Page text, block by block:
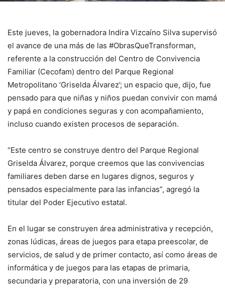
Este jueves, la gobernadora Indira Vizcaíno Silva supervisó
el avance de una más de las #ObrasQueTransforman,
referente a la construcción del Centro de Convivencia
Familiar (Cecofam) dentro del Parque Regional
Metropolitano ‘Griselda Álvarez’; un espacio que, dijo, fue
pensado para que niñas y niños puedan convivir con mamá
y papá en condiciones seguras y con acompañamiento,
incluso cuando existen procesos de separación.
“Este centro se construye dentro del Parque Regional
Griselda Álvarez, porque creemos que las convivencias
familiares deben darse en lugares dignos, seguros y
pensados especialmente para las infancias”, agregó la
titular del Poder Ejecutivo estatal.
En el lugar se construyen área administrativa y recepción,
zonas lúdicas, áreas de juegos para etapa preescolar, de
servicios, de salud y de primer contacto, así como áreas de
informática y de juegos para las etapas de primaria,
secundaria y preparatoria, con una inversión de 29